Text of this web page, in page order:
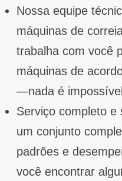
Nossa equipe
máquinas de
trabalha com você
máquinas de
—nada é
Serviço completo e
um conjunto
padrões e
você encontrar